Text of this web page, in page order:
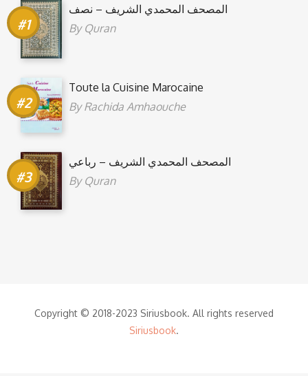
المصحف المحمدي الشريف – نصف
By Quran
Toute la Cuisine Marocaine
ByRachida Amhaouche
المصحف المحمدي الشريف – رباعي
By Quran
Copyright © 2018-2023 Siriusbook. All rights reserved
Siriusbook.